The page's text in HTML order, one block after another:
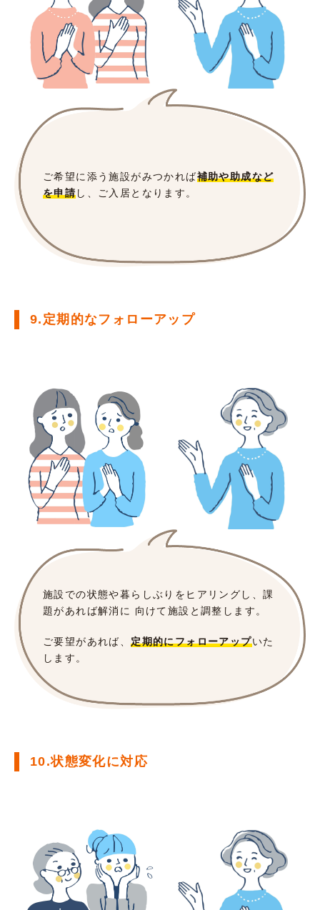
ご希望に添う施設がみつかれば補助や助成など
を申請し、ご入居となります。
9.定期的なフォローアップ
ご要望があれば、定期的にフォローアップいた
します。
施設での状態や暮らしぶりをヒアリングし、課
題があれば解消に 向けて施設と調整します。
10.状態変化に対応